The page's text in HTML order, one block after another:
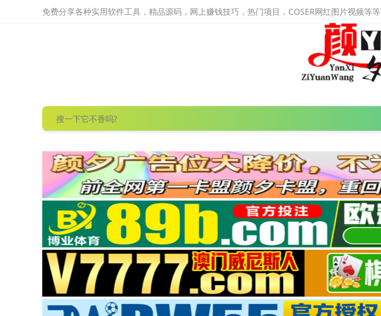
免费分享各种实用软件工具，精品源码，网上赚钱技巧，热门项目，COSER网红图片视频等等